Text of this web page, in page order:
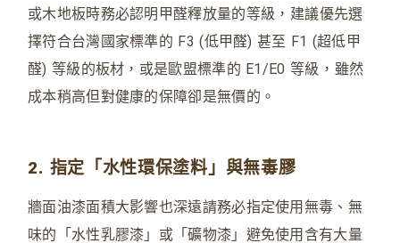
或木地板時務必認明甲醛釋放量的等級 ， 建議優先選
擇符合台灣國家標準的 F3 (低甲醛) 甚至 F1 (超低甲
醛) 等級的板材，或是歐盟標準的 E1/E0 等級 ， 雖然
成本稍高但對健康的保障卻是無價的。
2. 指定「水性環保塗料」與無毒膠
牆面油漆面積大影響也深遠請務必指定使用無毒、無
味的「水性乳膠漆」或「礦物漆」避免使用含有大量